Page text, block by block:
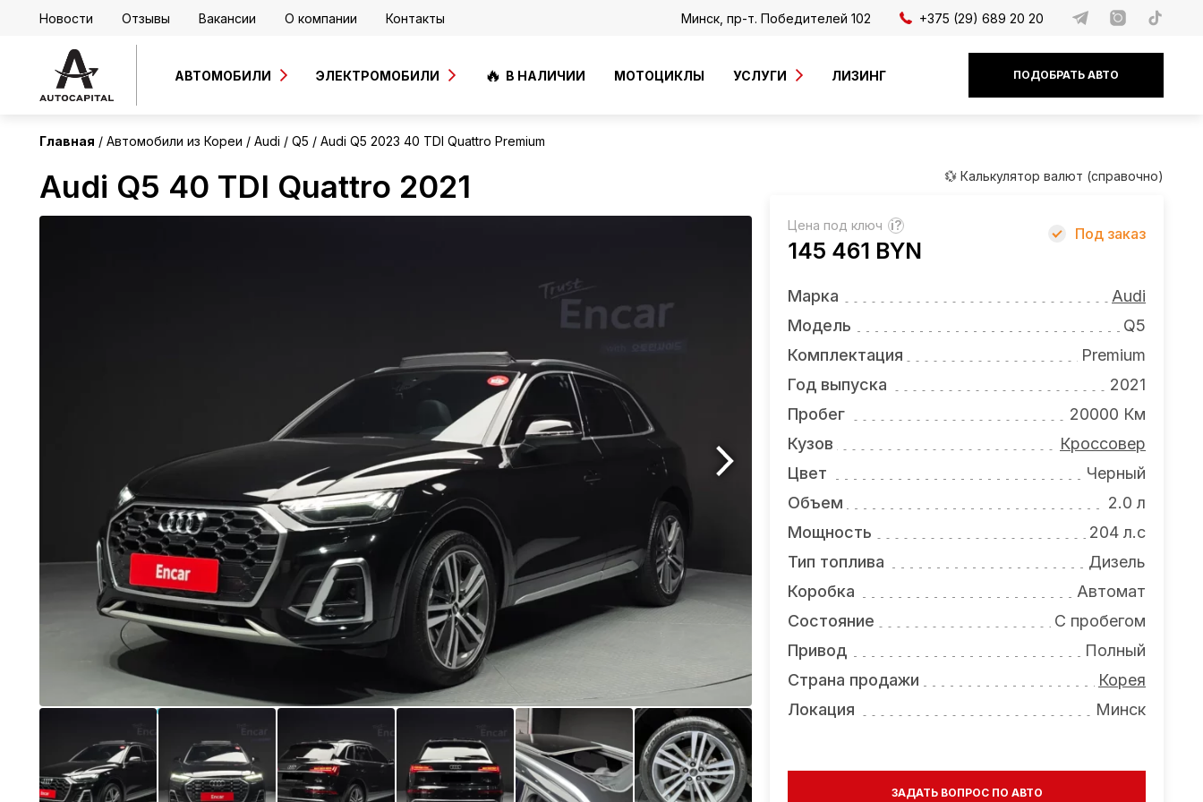
Новости Отзывы Вакансии О компании Контакты Минск, пр-т. Победителей 102 +375 (29) 689 20 20
АВТОМОБИЛИ ЭЛЕКТРОМОБИЛИ В НАЛИЧИИ МОТОЦИКЛЫ УСЛУГИ ЛИЗИНГ ПОДОБРАТЬ АВТО
Главная Автомобили из Кореи Audi Q5 Audi Q5 2023 40 TDI Quattro Premium
Audi Q5 40 TDI Quattro 2021
Корея
💱 Калькулятор валют (справочно)
Цена под ключ ?
145 461 BYN
Под заказ
Марка
Audi
Модель
Q5
Комплектация
Premium
Год выпуска
2021
Пробег
20000 Км
Кузов
Кроссовер
Цвет
Черный
Объем
2.0 л
Мощность
204 л.с
Тип топлива
Дизель
Коробка
Автомат
Состояние
С пробегом
Привод
Полный
Страна продажи
Корея
Локация
Минск
ЗАДАТЬ ВОПРОС ПО АВТО